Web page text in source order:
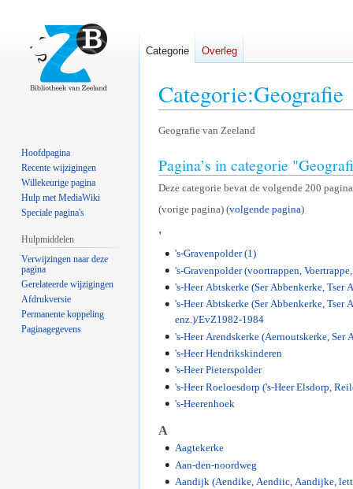
Categorie:Geografie
Naar
springen
Naar
springen
Geografie van Zeeland
Pagina’s in categorie
Deze categorie bevat de volgende 200
(vorige pagina) (volgende pagina)
'
's-Gravenpolder (1)
's-Gravenpolder (voortrappen,
's-Heer Abtskerke (Ser Abbenkerke, Tser
's-Heer Abtskerke (Ser Abbenkerke, Tser
enz.)/EvZ1982-1984
's-Heer Arendskerke (Aernoutskerke, Ser
's-Heer Hendrikskinderen
's-Heer Pieterspolder
's-Heer Roeloesdorp ('s-Heer Elsdorp,
's-Heerenhoek
A
Aagtekerke
Aan-den-noordweg
Aandijk (Aendike, Aendiic, Aandijke,
Categorie Overleg
Hoofdpagina
Recente wijzigingen
Willekeurige pagina
Hulp met MediaWiki
Speciale pagina's
Hulpmiddelen
Verwijzingen naar deze
pagina
Gerelateerde wijzigingen
Afdrukversie
Permanente koppeling
Paginagegevens